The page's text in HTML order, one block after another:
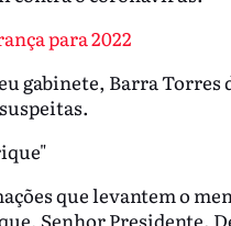
para 2022
gabinete, Barra
que levantem o
Senhor Presidente.